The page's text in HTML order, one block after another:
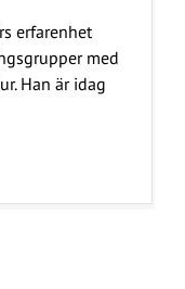
erfarenhet
med
Han är idag